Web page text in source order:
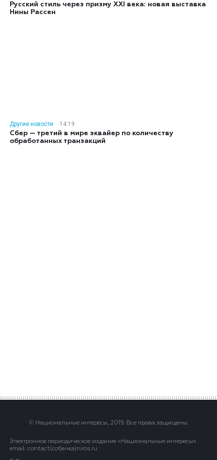
Русский стиль через призму XXI века: новая выставка
Нины Рассен
Другие новости
14:19
Сбер — третий в мире эквайер по количеству
обработанных транзакций
© Национальные интересы, 2019. Все права защищены.
Электронное периодическое издание «Национальные интересы» .
email: contact(сoбaчка)niros.ru